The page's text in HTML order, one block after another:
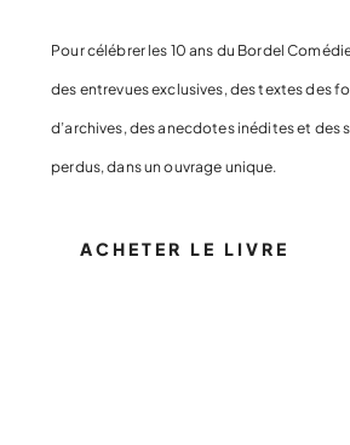
Pour célébrer les 10 ans du Bordel
des entrevues exclusives, des textes des
d’archives, des anecdotes inédites et des
perdus, dans un ouvrage unique.
ACHETER LE LIVRE